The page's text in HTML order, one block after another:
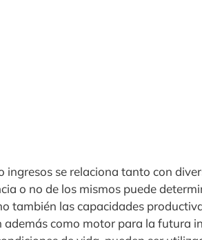
ingresos se relaciona tanto con
o no de los mismos puede
también las capacidades
como motor para la futura